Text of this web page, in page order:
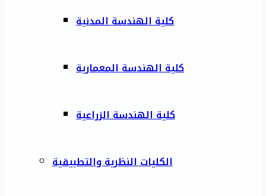
كلية الهندسة المدنية
كلية الهندسة المعمارية
كلية الهندسة الزراعية
الكليات النظرية والتطبيقية